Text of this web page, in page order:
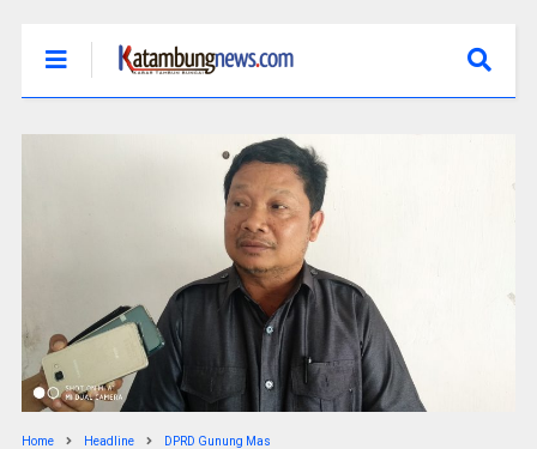
Home Headline DPRD Gunung Mas